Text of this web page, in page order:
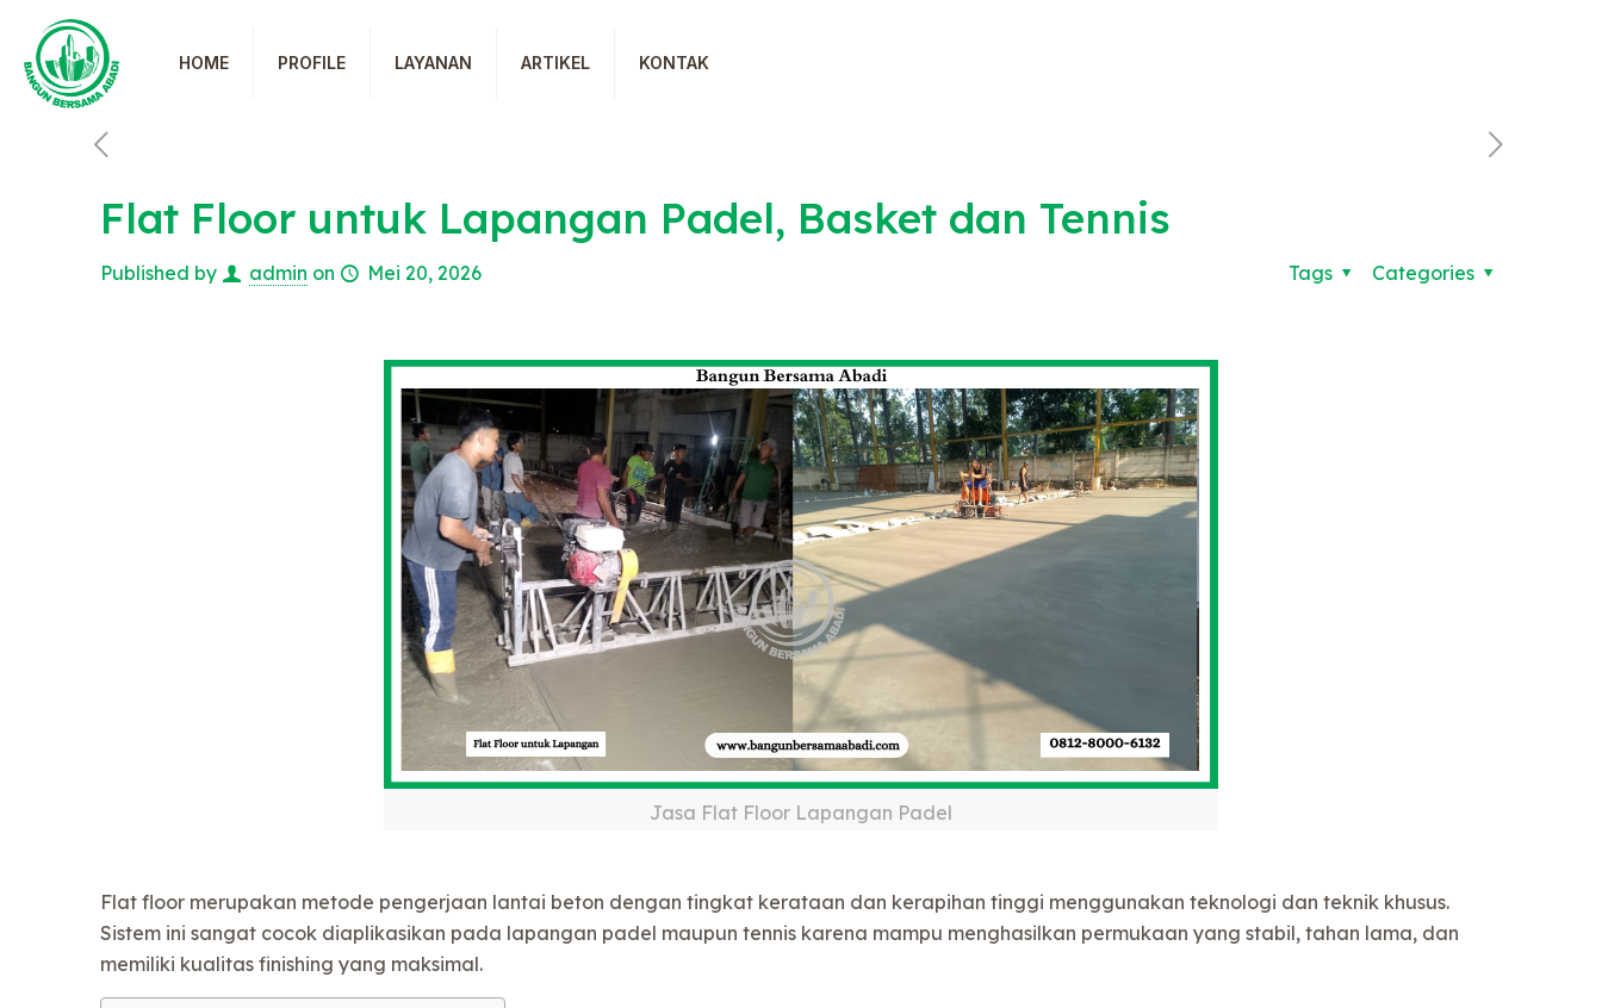
HOME PROFILE LAYANAN ARTIKEL KONTAK
Flat Floor untuk Lapangan Padel, Basket dan Tennis
Published by admin on Mei 20, 2026 Categories
Tags
Jasa Flat Floor Lapangan Padel
Flat floor merupakan metode pengerjaan lantai beton dengan tingkat kerataan dan kerapihan tinggi menggunakan teknologi dan teknik khusus.
Sistem ini sangat cocok diaplikasikan pada lapangan padel maupun tennis karena mampu menghasilkan permukaan yang stabil, tahan lama, dan
memiliki kualitas finishing yang maksimal.